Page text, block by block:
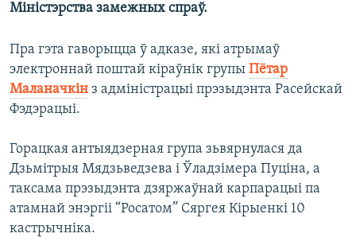
Міністэрства замежных спраў.
Пра гэта гаворыцца ў адказе, які атрымаў
электроннай поштай кіраўнік групы Пётар
Маланачкін з адміністрацыі прэзыдэнта Расейскай
Фэдэрацыі.
Горацкая антыядзерная група зьвярнулася да
Дзьмітрыя Мядзьведзева і Ўладзімера Пуціна, а
таксама прэзыдэнта дзяржаўнай карпарацыі па
атамнай энэргіі “Росатом” Сяргея Кірыенкі 10
кастрычніка.